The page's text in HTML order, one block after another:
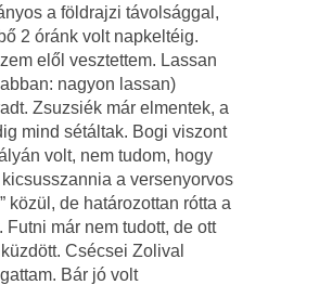
a földrajzi távolsággal,
2 óránk volt napkeltéig.
elől vesztettem. Lassan
nagyon lassan)
Zsuzsiék már elmentek, a
mind sétáltak. Bogi viszont
volt, nem tudom, hogy
a versenyorvos
közül, de határozottan rótta a
Futni már nem tudott, de ott
Csécsei Zolival
Bár jó volt